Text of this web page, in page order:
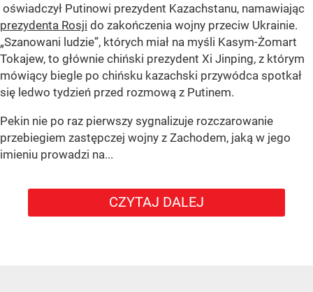
oświadczył Putinowi prezydent Kazachstanu, namawiając
prezydenta Rosji do zakończenia wojny przeciw Ukrainie.
„Szanowani ludzie”, których miał na myśli Kasym-Żomart
Tokajew, to głównie chiński prezydent Xi Jinping, z którym
mówiący biegle po chińsku kazachski przywódca spotkał
się ledwo tydzień przed rozmową z Putinem.
Pekin nie po raz pierwszy sygnalizuje rozczarowanie
przebiegiem zastępczej wojny z Zachodem, jaką w jego
imieniu prowadzi na...
CZYTAJ DALEJ